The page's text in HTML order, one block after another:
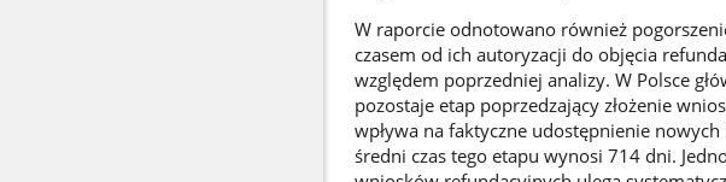
W raporcie odnotowano również
czasem od ich autoryzacji do objęcia
względem poprzedniej analizy. W Polsce
pozostaje etap poprzedzający złożenie
wpływa na faktyczne udostępnienie
średni czas tego etapu wynosi 714 dni.